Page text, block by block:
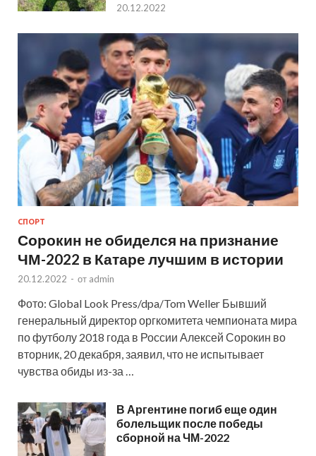
20.12.2022
СПОРТ
Сорокин не обиделся на признание
ЧМ-2022 в Катаре лучшим в истории
20.12.2022 - от admin
Фото: Global Look Press/dpa/Tom Weller Бывший
генеральный директор оргкомитета чемпионата мира
по футболу 2018 года в России Алексей Сорокин во
вторник, 20 декабря, заявил, что не испытывает
чувства обиды из-за …
В Аргентине погиб еще один
болельщик после победы
сборной на ЧМ-2022